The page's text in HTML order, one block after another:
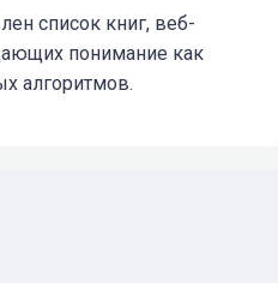
список книг, веб-
понимание как
алгоритмов.